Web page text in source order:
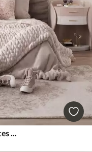
Peintures murales Des plumes délicates et aériennes, nimbées d'une brume rose-pêche aux reflets chatoyants